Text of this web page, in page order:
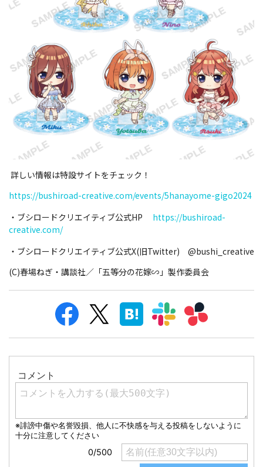
詳しい情報は特設サイトをチェック！
https://bushiroad-creative.com/events/5hanayome-gigo2024
・ブシロードクリエイティブ公式HP
https://bushiroad-
creative.com/
・ブシロードクリエイティブ公式X(旧Twitter) @bushi_creative
(C)春場ねぎ・講談社／「五等分の花嫁∽」製作委員会